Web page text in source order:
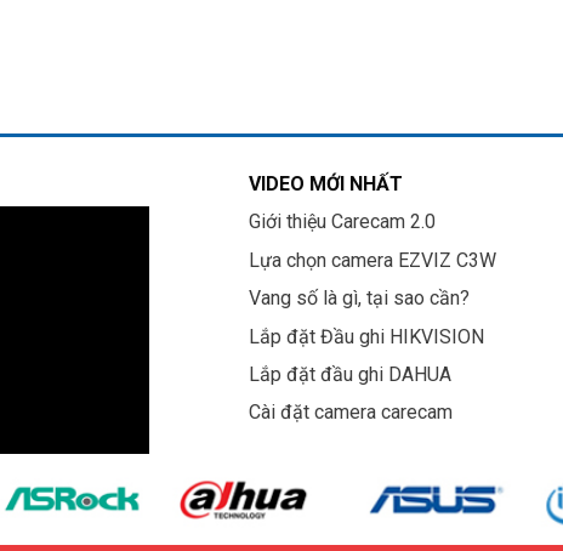
VIDEO MỚI NHẤT
Giới thiệu Carecam 2.0
Lựa chọn camera EZVIZ C3W
Vang số là gì, tại sao cần?
Lắp đặt Đầu ghi HIKVISION
Lắp đặt đầu ghi DAHUA
Cài đặt camera carecam